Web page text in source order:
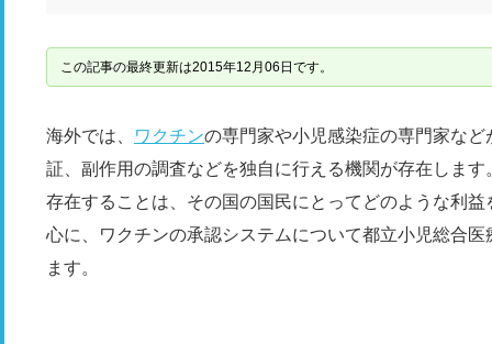
この記事の最終更新は2015年12月06日です。
海外では、 ワクチンの専門家や小児感染症の専門家な
証、副作用の調査などを独自に行える機関が存在しま
存在することは、その国の国民にとってどのような利
心に、ワクチンの承認システムについて都立小児総合
ます。